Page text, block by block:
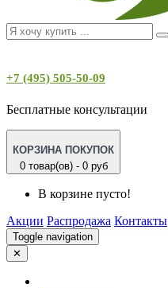
+7 (495) 505-50-09
Бесплатные консультации
КОРЗИНА ПОКУПОК
0 товар(ов) - 0 руб
В корзине пусто!
Акции Распродажа Контакты
Toggle navigation
✕